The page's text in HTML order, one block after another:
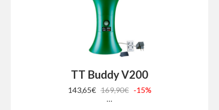
TT Buddy V200
143,65€169,90€ -15%